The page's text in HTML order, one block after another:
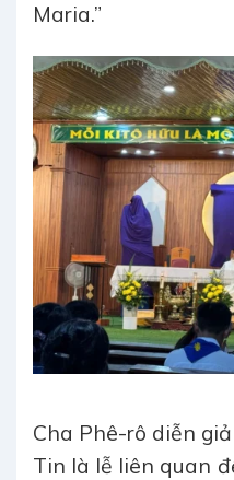
Maria.”
Cha Phê-rô diễn
Tin là lễ liên quan